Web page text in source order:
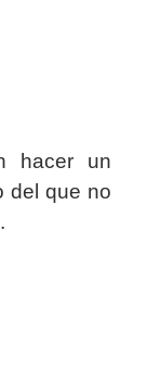
hacer un
del que no